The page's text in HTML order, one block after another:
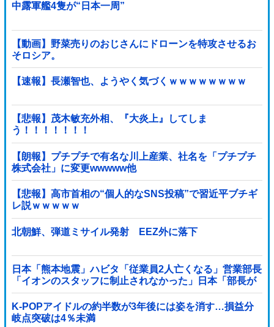
中露軍艦4隻が“日本一周”
【動画】野菜売りのおじさんにドローンを特攻させるお
そロシア。
【速報】長瀬智也、ようやく気づくｗｗｗｗｗｗｗｗ
【悲報】茂木敏充外相、『大炎上』してしま
う！！！！！！！
【朗報】プチプチで有名な川上産業、社名を「プチプチ
株式会社」に変更wwwww他
【悲報】高市首相の“個人的なSNS投稿”で習近平ブチギ
レ説ｗｗｗｗｗ
北朝鮮、弾道ミサイル発射 EEZ外に落下
日本「熊本地震」ハビタ「従業員2人亡くなる」営業部長
「イオンのスタッフに制止されなかった」日本「部長が
連絡後の店員行動を証言（謎」イオン「再入館可能の事
実ない」→
K-POPアイドルの約半数が3年後には姿を消す…損益分
岐点突破は4％未満